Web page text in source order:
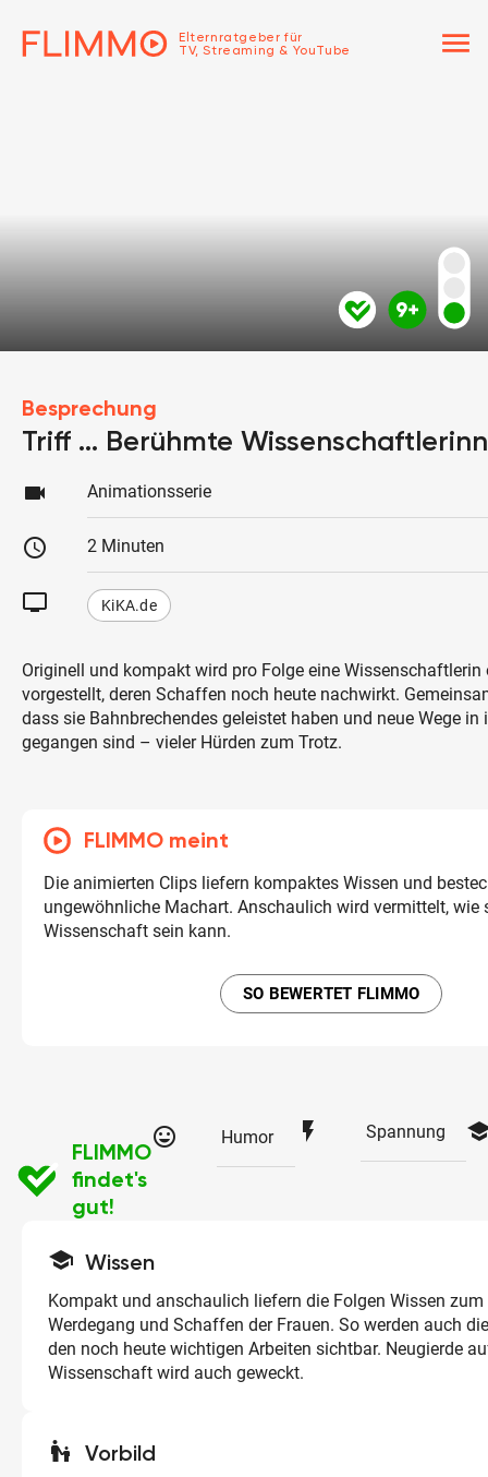
Elternratgeber für
TV, Streaming & YouTube
menu
Besprechung
Triff ... Berühmte
videocam Animationsserie
schedule 2 Minuten
tv KiKA.de
Originell und kompakt wird pro Folge eine Wissenschaftlerin
vorgestellt, deren Schaffen noch heute nachwirkt.
dass sie Bahnbrechendes geleistet haben und neue Wege in
gegangen sind – vieler Hürden zum Trotz.
FLIMMO meint
Die animierten Clips liefern kompaktes Wissen und
ungewöhnliche Machart. Anschaulich wird vermittelt, wie
Wissenschaft sein kann.
SO BEWERTET FLIMMO
FLIMMO
findet's
gut!
tag_faces Humor flash_on Spannung
school Wissen
Kompakt und anschaulich liefern die Folgen Wissen zum
Werdegang und Schaffen der Frauen. So werden auch
den noch heute wichtigen Arbeiten sichtbar. Neugierde
Wissenschaft wird auch geweckt.
escalator_warning Vorbild